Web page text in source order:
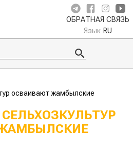
ОБРАТНАЯ СВЯЗЬ
Язык RU
осваивают жамбылские